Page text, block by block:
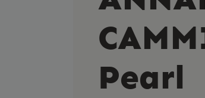
Pearl